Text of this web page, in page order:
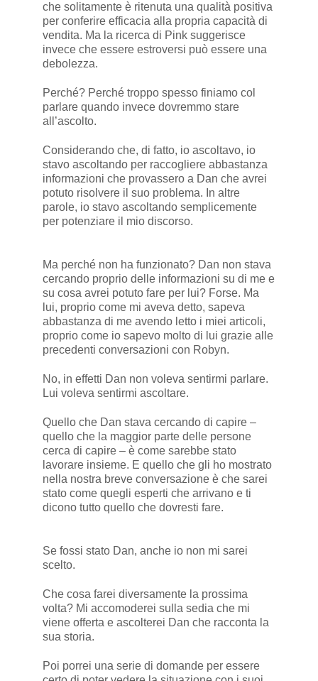
che solitamente è ritenuta una qualità positiva
per conferire efficacia alla propria capacità di
vendita. Ma la ricerca di Pink suggerisce
invece che essere estroversi può essere una
debolezza.
Perché? Perché troppo spesso finiamo col
parlare quando invece dovremmo stare
all’ascolto.
Considerando che, di fatto, io ascoltavo, io
stavo ascoltando per raccogliere abbastanza
informazioni che provassero a Dan che avrei
potuto risolvere il suo problema. In altre
parole, io stavo ascoltando semplicemente
per potenziare il mio discorso.
Ma perché non ha funzionato? Dan non stava
cercando proprio delle informazioni su di me e
su cosa avrei potuto fare per lui? Forse. Ma
lui, proprio come mi aveva detto, sapeva
abbastanza di me avendo letto i miei articoli,
proprio come io sapevo molto di lui grazie alle
precedenti conversazioni con Robyn.
No, in effetti Dan non voleva sentirmi parlare.
Lui voleva sentirmi ascoltare.
Quello che Dan stava cercando di capire –
quello che la maggior parte delle persone
cerca di capire – è come sarebbe stato
lavorare insieme. E quello che gli ho mostrato
nella nostra breve conversazione è che sarei
stato come quegli esperti che arrivano e ti
dicono tutto quello che dovresti fare.
Se fossi stato Dan, anche io non mi sarei
scelto.
Che cosa farei diversamente la prossima
volta? Mi accomoderei sulla sedia che mi
viene offerta e ascolterei Dan che racconta la
sua storia.
Poi porrei una serie di domande per essere